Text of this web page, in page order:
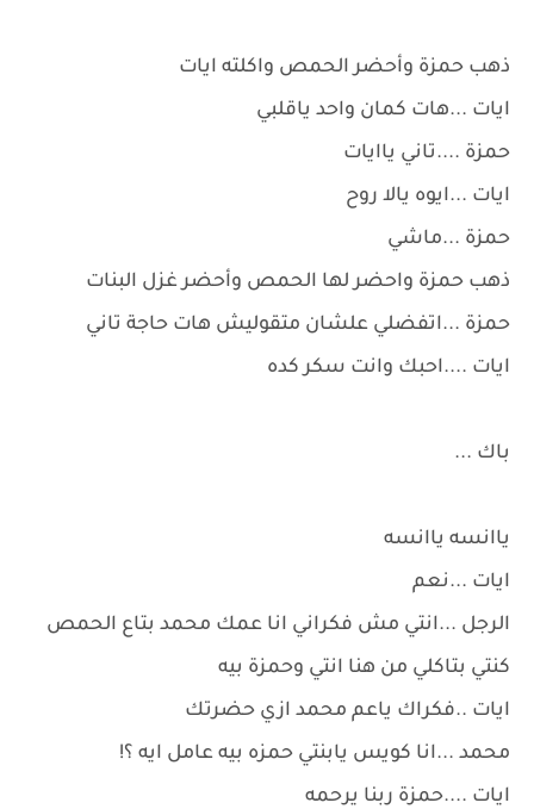
ذهب حمزة وأحضر الحمص واكلته ايات
ايات ...هات كمان واحد ياقلبي
حمزة ....تاني ياايات
ايات ...ايوه يالا روح
حمزة ...ماشي
ذهب حمزة واحضر لها الحمص وأحضر غزل البنات
حمزة ...اتفضلي علشان متقوليش هات حاجة تاني
ايات ....احبك وانت سكر كده
باك ...
ياانسه ياانسه
ايات ...نعم
الرجل ...انتي مش فكراني انا عمك محمد بتاع الحمص
كنتي بتاكلي من هنا انتي وحمزة بيه
ايات ..فكراك ياعم محمد ازي حضرتك
محمد ...انا كويس يابنتي حمزه بيه عامل ايه ؟!
ايات ....حمزة ربنا يرحمه